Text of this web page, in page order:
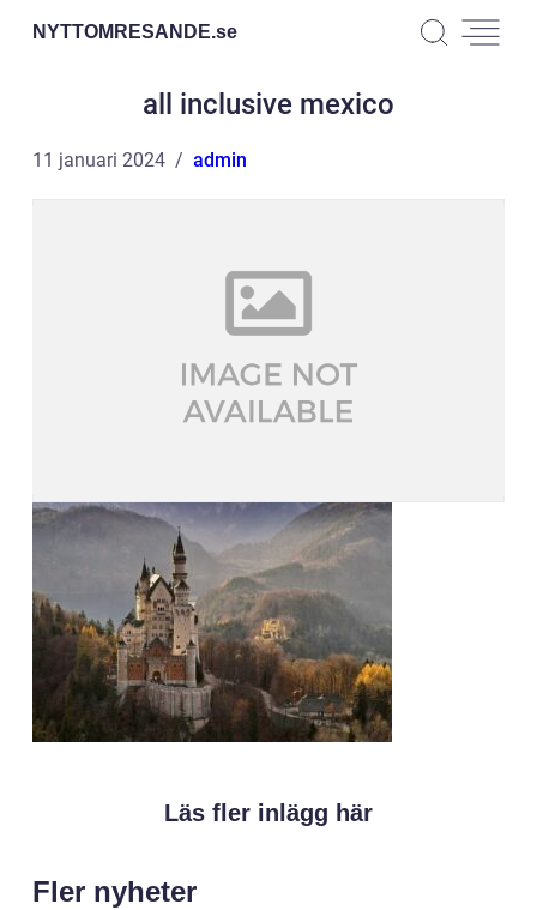
NYTTOMRESANDE.se
all inclusive mexico
11 januari 2024 admin
Läs fler inlägg här
Fler nyheter